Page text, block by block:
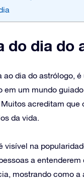
do dia do
ao dia do astrólogo,
em um mundo
acreditam
da vida.
visível na
a
mostrando como